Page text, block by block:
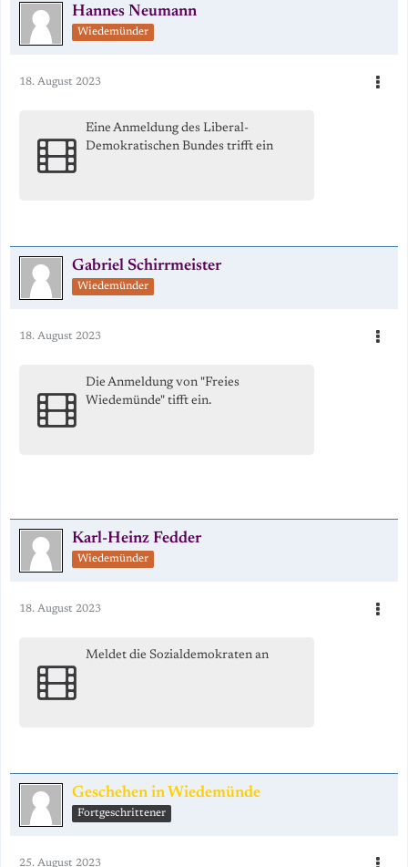
Hannes Neumann
Wiedemünder
18. August 2023
Eine Anmeldung des Liberal-
Demokratischen Bundes trifft ein
Gabriel Schirrmeister
Wiedemünder
18. August 2023
Die Anmeldung von "Freies
Wiedemünde" tifft ein.
Karl-Heinz Fedder
Wiedemünder
18. August 2023
Meldet die Sozialdemokraten an
Geschehen in Wiedemünde
Fortgeschrittener
25. August 2023